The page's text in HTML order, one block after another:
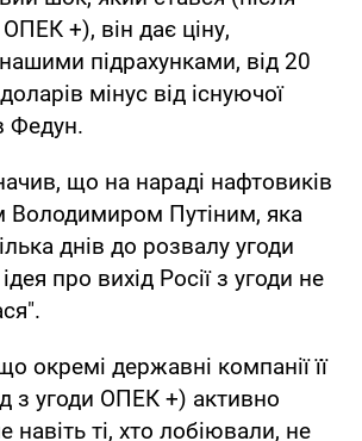
+), він дає ціну,
підрахунками, від 20
мінус від існуючої
Федун.
що на нараді нафтовиків
Володимиром Путіним, яка
днів до розвалу угоди
про вихід Росії з угоди не
окремі державні компанії її
з угоди ОПЕК +) активно
навіть ті, хто лобіювали, не